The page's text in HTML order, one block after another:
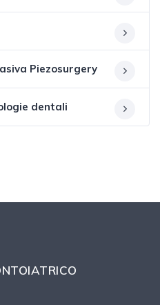
Piezosurgery
dentali